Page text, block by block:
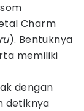
Charm
). Bentuknya
memiliki
dengan
detiknya